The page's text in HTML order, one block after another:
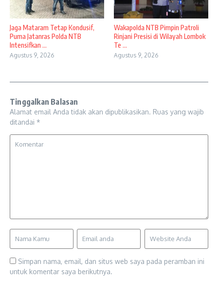
Jaga Mataram Tetap Kondusif,
Puma Jatanras Polda NTB
Intensifkan ...
Agustus 9, 2026
Wakapolda NTB Pimpin Patroli
Rinjani Presisi di Wilayah Lombok
Te ...
Agustus 9, 2026
Tinggalkan Balasan
Alamat email Anda tidak akan dipublikasikan. Ruas yang wajib
ditandai *
Simpan nama, email, dan situs web saya pada peramban ini
untuk komentar saya berikutnya.